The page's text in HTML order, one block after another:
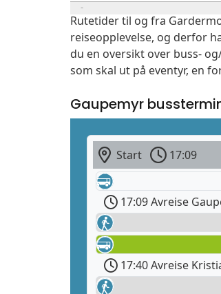
Rutetider til og fra
reiseopplevelse, og derfor
du en oversikt over buss-
som skal ut på eventyr, en
Gaupemyr
Start 17:09
17:09 Avreise
17:40 Avreise